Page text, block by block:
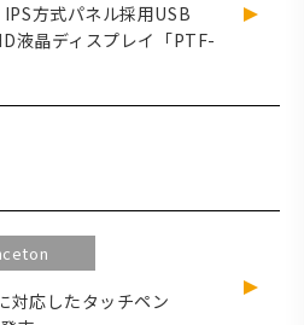
方式パネル採用USB
液晶ディスプレイ「PTF-
応したタッチペン